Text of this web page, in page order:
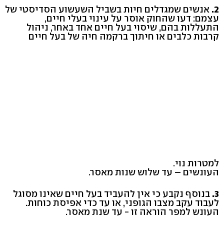
2. אנשים שמגדלים חיות בשביל השעשוע הסדיסטי של
עצמם: דעו שהחוק אוסר על עינוי בעלי חיים,
התעללות בהם, שיסוי בעל חיים אחד באחר, ניהול
קרבות כלבים או חיתוך ברקמה חיה של בעל חיים
למטרות נוי.
העונשים – עד שלוש שנות מאסר.
3. בנוסף נקבע כי אין להעביד בעל חיים שאינו מסוגל
לעבוד עקב מצבו הגופני, או עד כדי אפיסת כוחות.
העונש למפר הוראה זו - עד שנת מאסר.